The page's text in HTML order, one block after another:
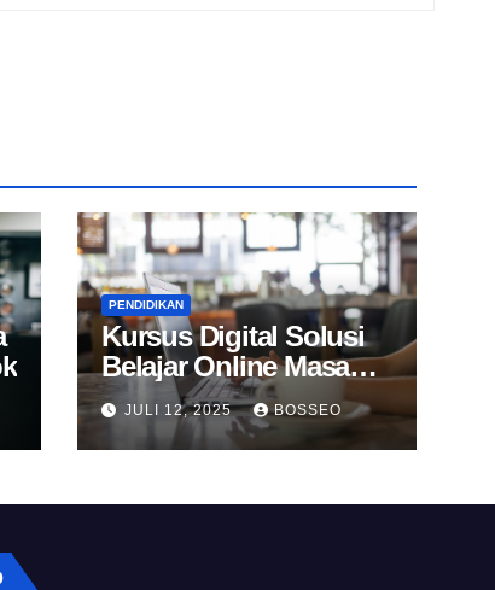
PENDIDIKAN
Kursus Digital Solusi
Belajar Online Masa
KiniJULI 12, 2025 BOSSEO